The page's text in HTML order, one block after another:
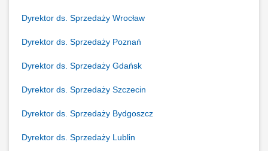
Dyrektor ds. Sprzedaży Wrocław
Dyrektor ds. Sprzedaży Poznań
Dyrektor ds. Sprzedaży Gdańsk
Dyrektor ds. Sprzedaży Szczecin
Dyrektor ds. Sprzedaży Bydgoszcz
Dyrektor ds. Sprzedaży Lublin